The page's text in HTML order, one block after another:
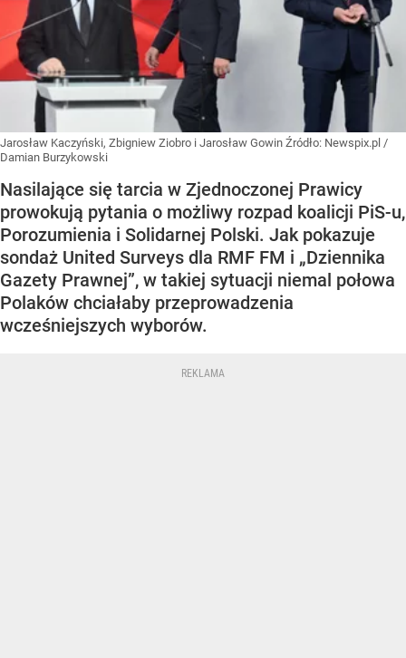
Jarosław Kaczyński, Zbigniew Ziobro i Jarosław Gowin Źródło: Newspix.pl /
Damian Burzykowski
Nasilające się tarcia w Zjednoczonej Prawicy
prowokują pytania o możliwy rozpad koalicji PiS-u,
Porozumienia i Solidarnej Polski. Jak pokazuje
sondaż United Surveys dla RMF FM i „Dziennika
Gazety Prawnej”, w takiej sytuacji niemal połowa
Polaków chciałaby przeprowadzenia
wcześniejszych wyborów.